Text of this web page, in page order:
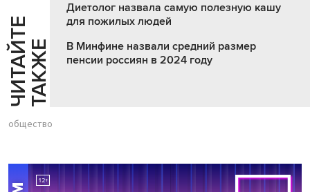
Ч
И
Т
АЙ
Т
Е
Т
А
К
ЖЕ
Диетолог назвала самую полезную кашу
для пожилых людей
В Минфине назвали средний размер
пенсии россиян в 2024 году
общество